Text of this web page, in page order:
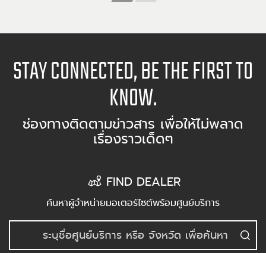
STAY CONNECTED, BE THE FIRST TO
KNOW.
ช่องทางติดตามข่าวสาร เพื่อให้ไม่พลาด
เรื่องราวเด็ดๆ
FIND DEALER
ค้นหาผู้จำหน่ายมอเตอร์ไซต์พร้อมศูนย์บริการ